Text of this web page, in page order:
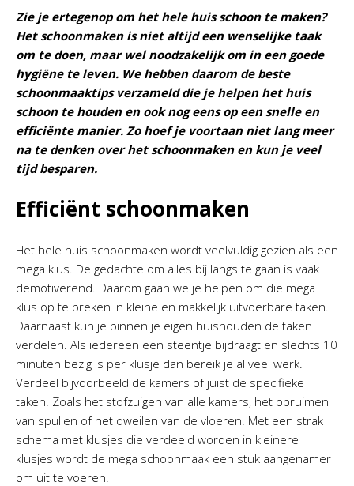
Zie je ertegenop om het hele huis schoon te maken?
Het schoonmaken is niet altijd een wenselijke taak
om te doen, maar wel noodzakelijk om in een goede
hygiëne te leven. We hebben daarom de beste
schoonmaaktips verzameld die je helpen het huis
schoon te houden en ook nog eens op een snelle en
efficiënte manier. Zo hoef je voortaan niet lang meer
na te denken over het schoonmaken en kun je veel
tijd besparen.
Efficiënt schoonmaken
Het hele huis schoonmaken wordt veelvuldig gezien als een
mega klus. De gedachte om alles bij langs te gaan is vaak
demotiverend. Daarom gaan we je helpen om die mega
klus op te breken in kleine en makkelijk uitvoerbare taken.
Daarnaast kun je binnen je eigen huishouden de taken
verdelen. Als iedereen een steentje bijdraagt en slechts 10
minuten bezig is per klusje dan bereik je al veel werk.
Verdeel bijvoorbeeld de kamers of juist de specifieke
taken. Zoals het stofzuigen van alle kamers, het opruimen
van spullen of het dweilen van de vloeren. Met een strak
schema met klusjes die verdeeld worden in kleinere
klusjes wordt de mega schoonmaak een stuk aangenamer
om uit te voeren.